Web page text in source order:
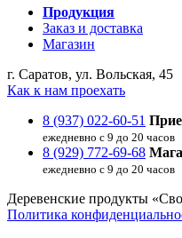
Продукция
Заказ и доставка
Магазин
г. Саратов, ул. Вольская, 45
Как к нам проехать
8 (937) 022-60-51
ежедневно с 9 до 20 часов
8 (929) 772-69-68
ежедневно с 9 до 20 часов
Деревенские продукты
Политика